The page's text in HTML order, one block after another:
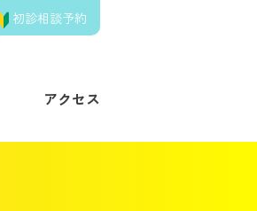
初診相談予約
アクセス